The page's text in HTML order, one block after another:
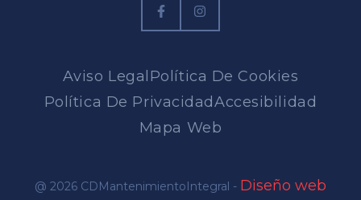
Aviso LegalPolítica De Cookies
Política De PrivacidadAccesibilidad
Mapa Web
@ 2026 CDMantenimientoIntegral - Diseño web